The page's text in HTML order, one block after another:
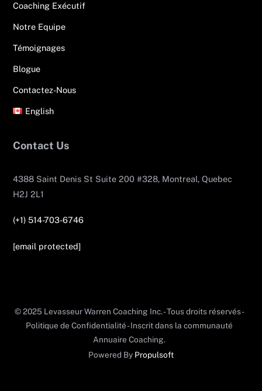
Coaching Exécutif
Notre Equipe
Témoignages
Blogue
Contactez-Nous
English
Contact Us
4388 Saint Denis St Suite 200 #328, Montreal, Quebec
H2J 2L1
(+1) 514-703-6746
[email protected]
© 2025 Levasseur Warren Coaching Inc. - Tous droits réservés -
Politique de Confidentialité - Inscrit dans la communauté
Annuaire Coaching.
Powered By Propulsoft